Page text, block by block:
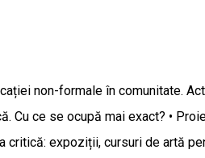
non-formale în comunitate.
ce se ocupă mai exact? •
expoziții, cursuri de artă